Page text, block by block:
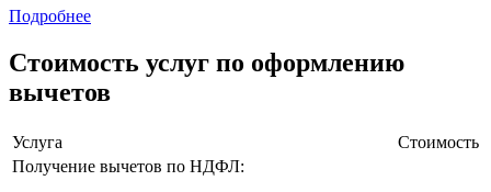
Подробнее
Стоимость услуг по оформлению
вычетов
Услуга
Стоимость
Получение вычетов по НДФЛ: